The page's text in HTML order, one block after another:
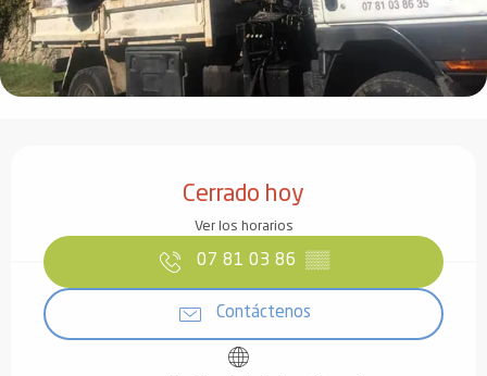
Cerrado hoy
Ver los horarios
07 81 03 86 ▒▒
Contáctenos